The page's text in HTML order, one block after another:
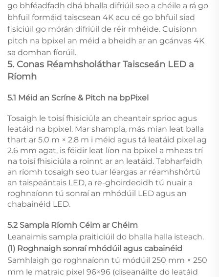
go bhféadfadh dhá bhalla difriúil seo a chéile a rá go
bhfuil formáid taiscsean 4K acu cé go bhfuil siad
fisiciúil go mórán difriúil de réir mhéide. Cuisíonn
pitch na bpixel an méid a bheidh ar an gcánvas 4K
sa domhan fíorúil.
5. Conas Réamhsholáthar Taiscseán LED a
Ríomh
5.1 Méid an Scríne & Pitch na bpPixel
Tosaigh le toisí fhisiciúla an cheantair sprioc agus
leatáid na bpixel. Mar shampla, más mian leat balla
thart ar 5.0 m × 2.8 m i méid agus tá leatáid pixel ag
2.6 mm agat, is féidir leat líon na bpixel a mheas trí
na toisí fhisiciúla a roinnt ar an leatáid. Tabharfaidh
an ríomh tosaigh seo tuar léargas ar réamhshórtú
an taispeántais LED, a re-ghoirdeoidh tú nuair a
roghnaíonn tú sonraí an mhódúil LED agus an
chabainéid LED.
5.2 Sampla Ríomh Céim ar Chéim
Leanaimis sampla praiticiúil do bhalla halla isteach.
(1) Roghnaigh sonraí mhódúil agus cabainéid
Samhlaigh go roghnaíonn tú módúil 250 mm × 250
mm le matraic pixel 96×96 (diseanáilte do leatáid